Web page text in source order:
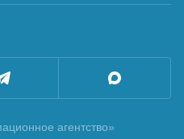
агентство»